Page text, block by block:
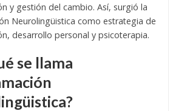
y gestión del cambio. Así, surgió la
Neurolingüistica como estrategia de
desarrollo personal y psicoterapia.
se llama